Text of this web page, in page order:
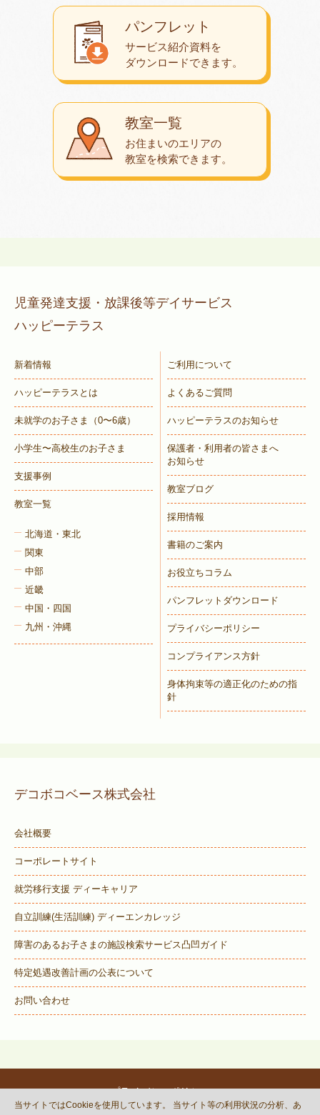
教室一覧
お住まいのエリアの
教室を検索できます。
パンフレット
サービス紹介資料を
ダウンロードできます。
児童発達支援・放課後等デイサービス
ハッピーテラス
新着情報
ハッピーテラスとは
未就学のお子さま （0〜6歳）
小学生〜高校生のお子さま
支援事例
教室一覧
北海道・東北
関東
中部
近畿
中国・四国
九州・沖縄
ご利用について
よくあるご質問
ハッピーテラスのお知らせ
保護者・利用者の皆さまへ
お知らせ
教室ブログ
採用情報
書籍のご案内
お役立ちコラム
パンフレットダウンロード
プライバシーポリシー
コンプライアンス方針
身体拘束等の適正化のための指
針
デコボコベース株式会社
会社概要
コーポレートサイト
就労移行支援 ディーキャリア
自立訓練(生活訓練) ディーエンカレッジ
障害のあるお子さまの施設検索サービス凸凹ガイド
特定処遇改善計画の公表について
お問い合わせ
プライバシーポリシー
© DECOBOCO BASE Co.,Ltd.
当サイトではCookieを使用しています。 当サイト等の利用状況の分析、あ